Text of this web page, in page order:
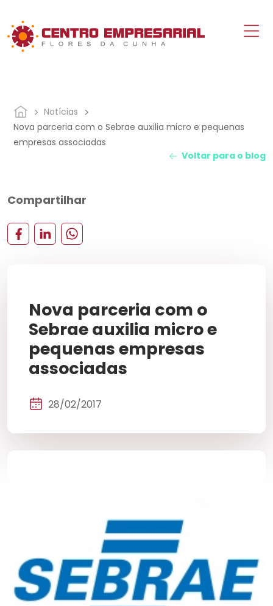
Notícias
Nova parceria com o Sebrae auxilia micro e pequenas
empresas associadas
Voltar para o blog
Compartilhar
Nova parceria com o
Sebrae auxilia micro e
pequenas empresas
associadas
28/02/2017